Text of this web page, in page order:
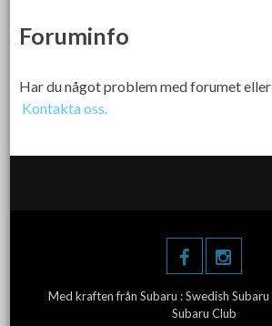
Foruminfo
Har du något problem med forumet
Kontakta oss.
Med kraften från Subaru :Swedish Subaru
Subaru Club